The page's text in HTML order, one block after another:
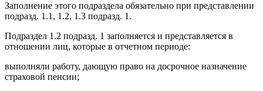
Заполнение этого подраздела обязательно при представлении
подразд. 1.1, 1.2, 1.3 подразд. 1.
Подраздел 1.2 подразд. 1 заполняется и представляется в
отношении лиц, которые в отчетном периоде:
выполняли работу, дающую право на досрочное назначение
страховой пенсии;